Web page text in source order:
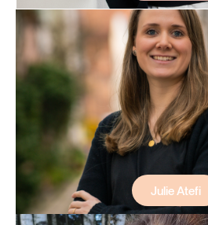
Julie Atefi